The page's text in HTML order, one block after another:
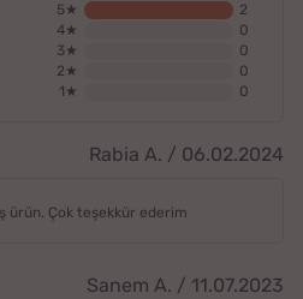
5★
2
4★
0
3★
0
2★
0
1★
0
Rabia A. / 06.02.2024
ürün. Çok teşekkür ederim
Sanem A. / 11.07.2023